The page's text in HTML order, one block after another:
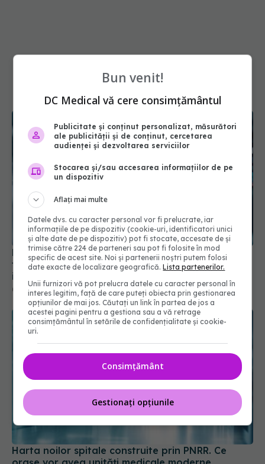
Pacienții ar putea avea acces mai rapid la
tratamente. UNIFARM anunță un parteneriat
important
04 aug 2026, 12:30
Harta noilor spitale construite prin PNRR. Ce
orașe vor avea unități medicale moderne
28 iul 2026, 11:33
Bun venit!
DC Medical vă cere consimțământul
Publicitate și conținut personalizat, măsurători
ale publicității și de conținut, cercetarea
audienței și dezvoltarea serviciilor
Stocarea și/sau accesarea informațiilor de pe
un dispozitiv
Aflați mai multe
Datele dvs. cu caracter personal vor fi prelucrate, iar
informațiile de pe dispozitiv (cookie-uri, identificatori unici
și alte date de pe dispozitiv) pot fi stocate, accesate de și
trimise către 224 de parteneri sau pot fi folosite în mod
specific de acest site. Noi și partenerii noștri putem folosi
date exacte de localizare geografică.Lista partenerilor.
Unii furnizori vă pot prelucra datele cu caracter personal în
interes legitim, față de care puteți obiecta prin gestionarea
opțiunilor de mai jos. Căutați un link în partea de jos a
acestei pagini pentru a gestiona sau a vă retrage
consimțământul în setările de confidențialitate și cookie-
uri.
Consimțământ
Gestionați opțiunile